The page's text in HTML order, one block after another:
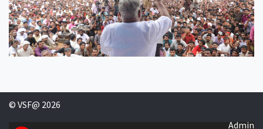
© VSF@ 2026
Admin